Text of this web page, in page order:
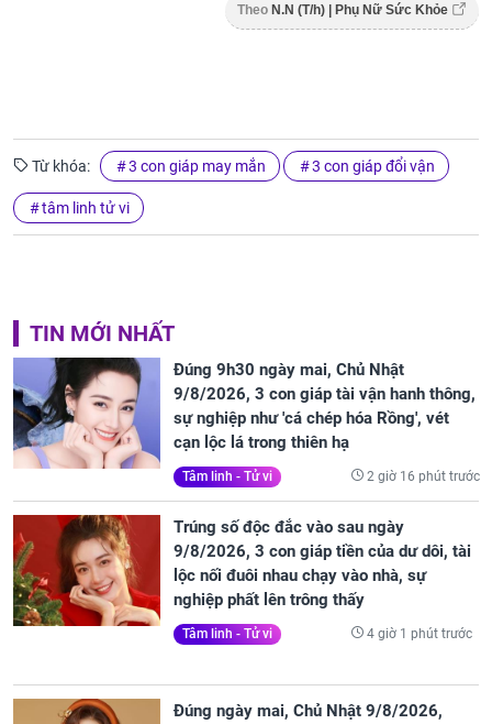
Theo N.N (T/h) | Phụ Nữ Sức Khỏe
Từ khóa: 3 con giáp may mắn 3 con giáp đổi vận
tâm linh tử vi
TIN MỚI NHẤT
Đúng 9h30 ngày mai, Chủ Nhật
9/8/2026, 3 con giáp tài vận hanh thông,
sự nghiệp như 'cá chép hóa Rồng', vét
cạn lộc lá trong thiên hạ
Tâm linh - Tử vi 2 giờ 16 phút trước
Trúng số độc đắc vào sau ngày
9/8/2026, 3 con giáp tiền của dư dôi, tài
lộc nối đuôi nhau chạy vào nhà, sự
nghiệp phất lên trông thấy
Tâm linh - Tử vi 4 giờ 1 phút trước
Đúng ngày mai, Chủ Nhật 9/8/2026,